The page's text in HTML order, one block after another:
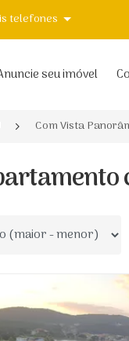
telefones
seu imóvel
Com Vista
por